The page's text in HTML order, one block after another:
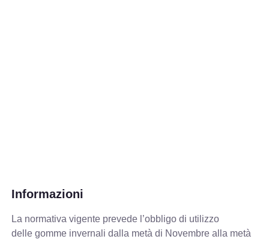
Informazioni
La normativa vigente prevede l’obbligo di utilizzo
delle gomme invernali dalla metà di Novembre alla metà